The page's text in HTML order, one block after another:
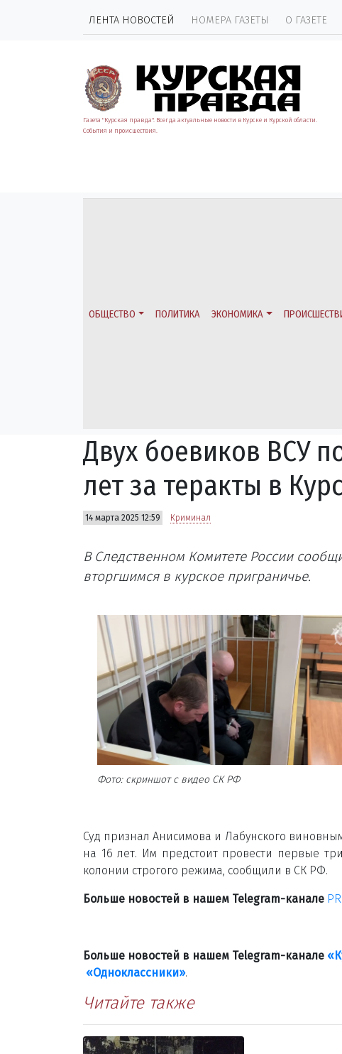
ЛЕНТА НОВОСТЕЙ НОМЕРА ГАЗЕТЫ О ГАЗЕТЕ
Газета "Курская правда". Всегда актуальные новости в Курске и Курской области.
События и происшествия.
ОБЩЕСТВО ПОЛИТИКА ЭКОНОМИКА
Двух боевиков ВСУ
лет за теракты в
14 марта 2025 12:59 Криминал
В Следственном Комитете России
вторгшимся в курское приграничье.
Фото: скриншот с видео СК РФ
Суд признал Анисимова и Лабунского
на 16 лет. Им предстоит провести первые
колонии строгого режима, сообщили в СК РФ.
Больше новостей в нашем Telegram-канале
Больше новостей в нашем Telegram-канале
«Одноклассники».
Читайте также